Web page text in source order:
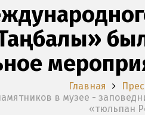
Главная
в музее -
«тюльпан